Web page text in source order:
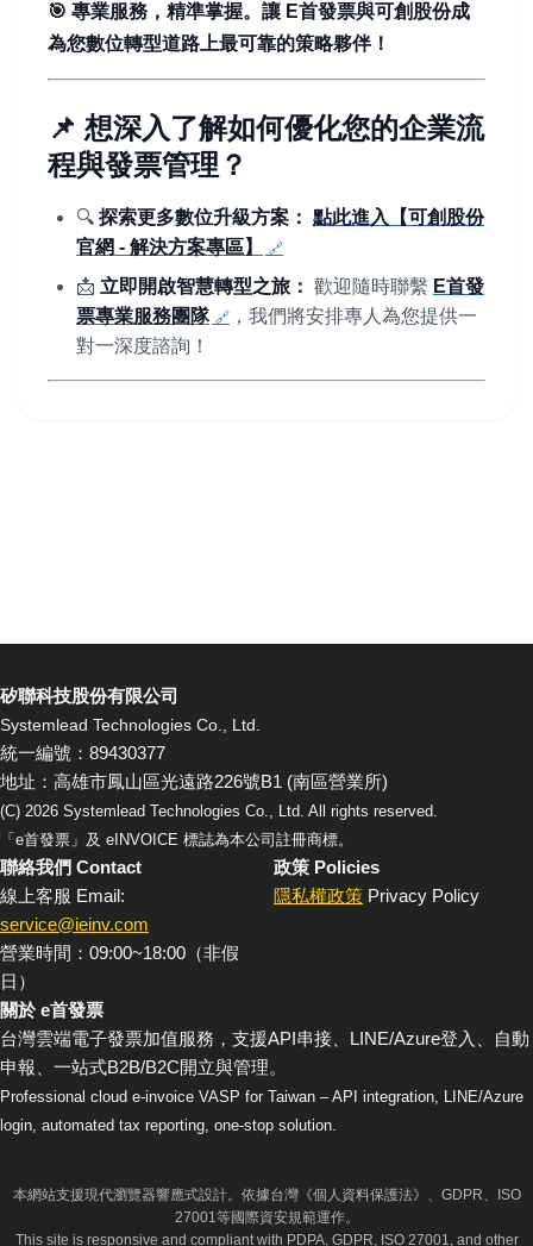
🎯 專業服務，精準掌握。讓 E首發票與可創股份成
為您數位轉型道路上最可靠的策略夥伴！
📌 想深入了解如何優化您的企業流
程與發票管理？
🔍 探索更多數位升級方案： 點此進入【可創股份
官網 - 解決方案專區】
📩 立即開啟智慧轉型之旅： 歡迎隨時聯繫 E首發
票專業服務團隊
，我們將安排專人為您提供一
對一深度諮詢！
矽聯科技股份有限公司
Systemlead Technologies Co., Ltd.
統一編號：89430377
地址：高雄市鳳山區光遠路226號B1 (南區營業所)
(C) 2026 Systemlead Technologies Co., Ltd. All rights reserved.
「e首發票」及 eINVOICE 標誌為本公司註冊商標。
聯絡我們 Contact
線上客服 Email:
service@ieinv.com
營業時間：09:00~18:00（非假
日）
政策 Policies
隱私權政策 Privacy Policy
關於 e首發票
台灣雲端電子發票加值服務，支援API串接、LINE/Azure登入、自動
申報、一站式B2B/B2C開立與管理。
Professional cloud e-invoice VASP for Taiwan – API integration, LINE/Azure
login, automated tax reporting, one-stop solution.
本網站支援現代瀏覽器響應式設計。依據台灣《個人資料保護法》、GDPR、ISO
27001等國際資安規範運作。
This site is responsive and compliant with PDPA, GDPR, ISO 27001, and other